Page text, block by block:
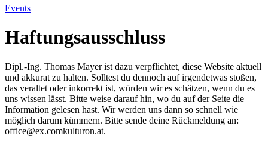
Events
Haftungsausschluss
Dipl.-Ing. Thomas Mayer ist dazu verpflichtet, diese Website aktuell
und akkurat zu halten. Solltest du dennoch auf irgendetwas stoßen,
das veraltet oder inkorrekt ist, würden wir es schätzen, wenn du es
uns wissen lässt. Bitte weise darauf hin, wo du auf der Seite die
Information gelesen hast. Wir werden uns dann so schnell wie
möglich darum kümmern. Bitte sende deine Rückmeldung an:
office@ex.comkulturon.at.